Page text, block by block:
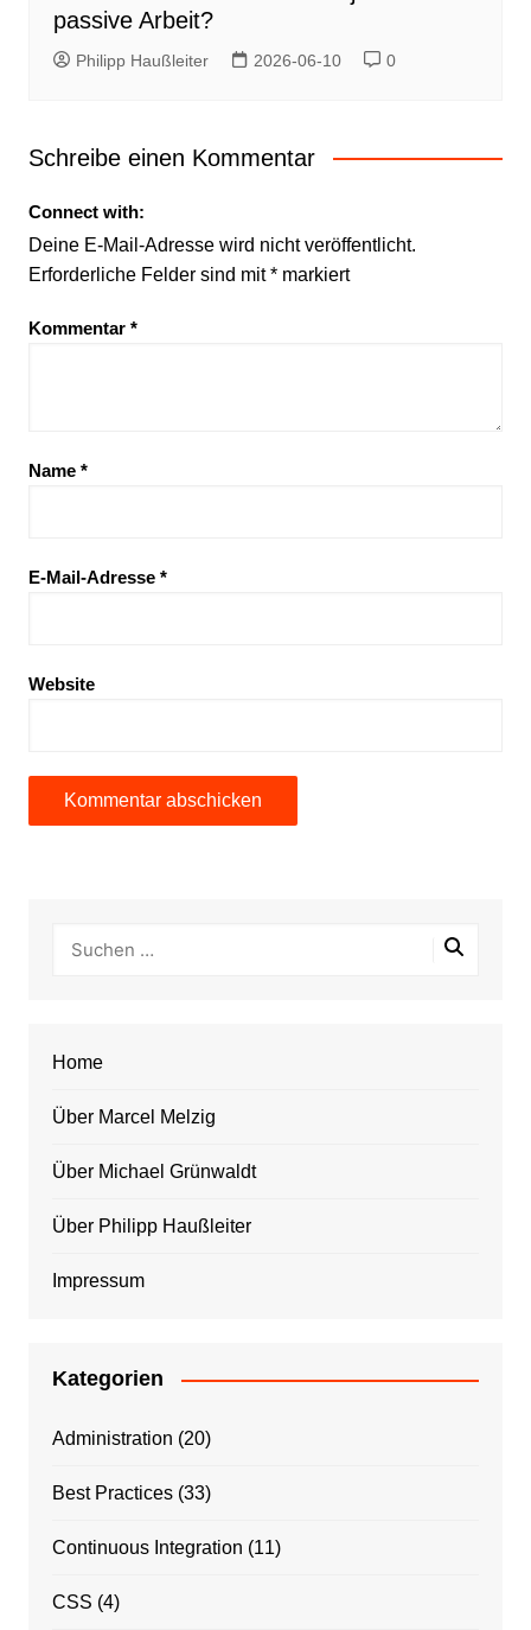
passive Arbeit?
Philipp Haußleiter 2026-06-10 0
Schreibe einen Kommentar
Connect with:
Deine E-Mail-Adresse wird nicht veröffentlicht.
Erforderliche Felder sind mit*markiert
Kommentar *
Name *
E-Mail-Adresse *
Website
Home
Über Marcel Melzig
Über Michael Grünwaldt
Über Philipp Haußleiter
Impressum
Kategorien
Administration (20)
Best Practices(33)
Continuous Integration (11)
CSS (4)